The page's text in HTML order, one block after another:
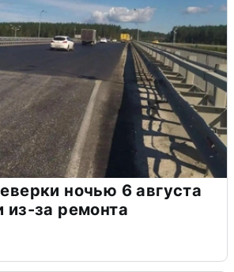
ночью 6 августа
из-за ремонта